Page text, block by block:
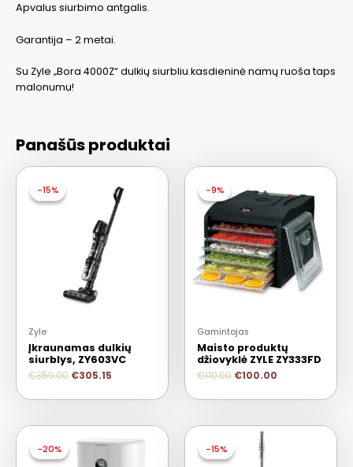
Apvalus siurbimo antgalis.
Garantija – 2 metai.
Su Zyle „Bora 4000Z“ dulkių siurbliu kasdieninė namų ruoša taps
malonumu!
Panašūs produktai
-15%
-15%
Zyle
Įkraunamas dulkių
siurblys, ZY603VC
€359.00 €305.15
-9%
-9%
Gamintojas
Maisto produktų
džiovyklė ZYLE ZY333FD
€110.00 €100.00
-20%
-20% -15%
-15%